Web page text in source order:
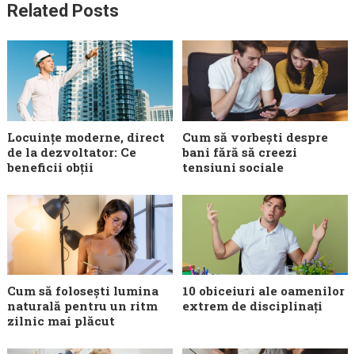
Related Posts
Locuințe moderne, direct
de la dezvoltator: Ce
beneficii obții
Cum să vorbești despre
bani fără să creezi
tensiuni sociale
Cum să folosești lumina
naturală pentru un ritm
zilnic mai plăcut
10 obiceiuri ale oamenilor
extrem de disciplinați